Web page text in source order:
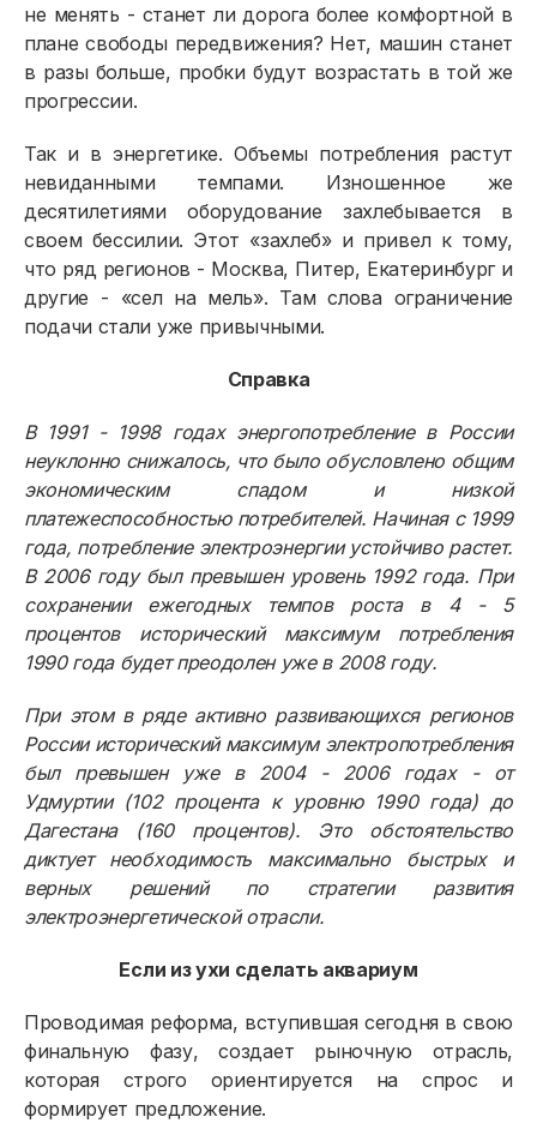
не менять - станет ли дорога более комфортной в
плане свободы передвижения? Нет, машин станет
в разы больше, пробки будут возрастать в той же
прогрессии.
Так и в энергетике. Объемы потребления растут
невиданными темпами. Изношенное же
десятилетиями оборудование захлебывается в
своем бессилии. Этот «захлеб» и привел к тому,
что ряд регионов - Москва, Питер, Екатеринбург и
другие - «сел на мель». Там слова ограничение
подачи стали уже привычными.
Справка
В 1991 - 1998 годах энергопотребление в России
неуклонно снижалось, что было обусловлено общим
экономическим спадом и низкой
платежеспособностью потребителей. Начиная с 1999
года, потребление электроэнергии устойчиво растет.
В 2006 году был превышен уровень 1992 года. При
сохранении ежегодных темпов роста в 4 - 5
процентов исторический максимум потребления
1990 года будет преодолен уже в 2008 году.
При этом в ряде активно развивающихся регионов
России исторический максимум электропотребления
был превышен уже в 2004 - 2006 годах - от
Удмуртии (102 процента к уровню 1990 года) до
Дагестана (160 процентов). Это обстоятельство
диктует необходимость максимально быстрых и
верных решений по стратегии развития
электроэнергетической отрасли.
Если из ухи сделать аквариум
Проводимая реформа, вступившая сегодня в свою
финальную фазу, создает рыночную отрасль,
которая строго ориентируется на спрос и
формирует предложение.